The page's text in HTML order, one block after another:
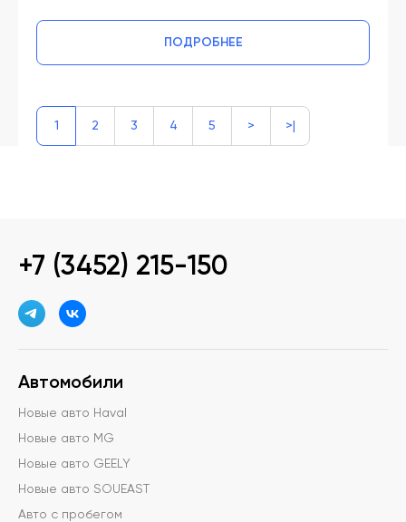
ПОДРОБНЕЕ
1 2 3 4 5 > >|
+7 (3452) 215-150
Автомобили
Новые авто Haval
Новые авто MG
Новые авто GEELY
Новые авто SOUEAST
Авто с пробегом